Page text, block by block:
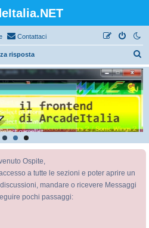
Contattaci
risposta
e
r
c
Ospite,
a tutte le sezioni e poter aprire un
mandare o ricevere Messaggi
pochi passaggi: